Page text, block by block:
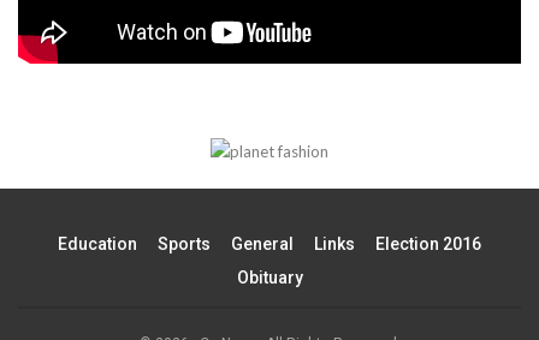
Education Sports General Links
Election 2016
Obituary